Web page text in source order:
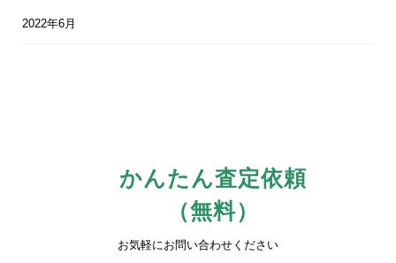
2022年6月
かんたん査定依頼
（無料）
お気軽にお問い合わせください